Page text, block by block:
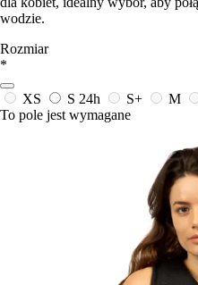
wodzie.
Rozmiar
*
XS S 24h S+ M
To pole jest wymagane